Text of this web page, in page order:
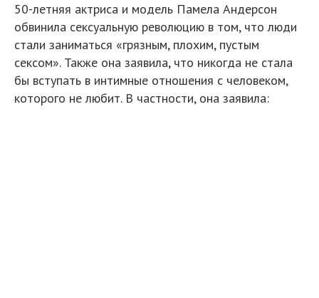
50-летняя актриса и модель Памела Андерсон
обвинила сексуальную революцию в том, что люди
стали заниматься «грязным, плохим, пустым
сексом». Также она заявила, что никогда не стала
бы вступать в интимные отношения с человеком,
которого не любит. В частности, она заявила: